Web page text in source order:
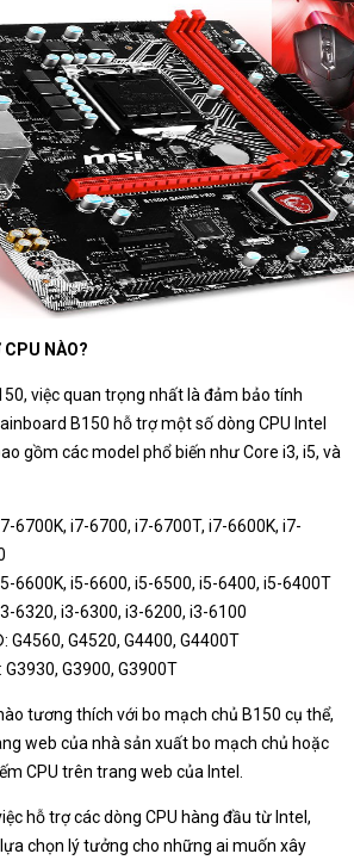
CPU NÀO?
việc quan trọng nhất là đảm bảo tính
B150 hỗ trợ một số dòng CPU Intel
gồm các model phổ biến như Core i3, i5, và
6700K, i7-6700, i7-6700T, i7-6600K, i7-
6600K, i5-6600, i5-6500, i5-6400, i5-6400T
6320, i3-6300, i3-6200, i3-6100
G4560, G4520, G4400, G4400T
G3900, G3900T
tương thích với bo mạch chủ B150 cụ thể,
web của nhà sản xuất bo mạch chủ hoặc
CPU trên trang web của Intel.
hỗ trợ các dòng CPU hàng đầu từ Intel,
chọn lý tưởng cho những ai muốn xây